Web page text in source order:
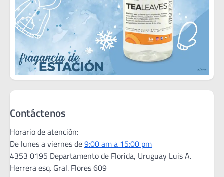
Contáctenos
Horario de atención:
De lunes a viernes de9:00 am a 15:00 pm
4353 0195 Departamento de Florida, Uruguay Luis A.
Herrera esq. Gral. Flores 609